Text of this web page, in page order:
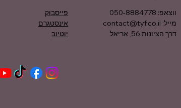
ווצאפ: 050-8884778
מייל: contact@tyf.co.il
דרך הציונות 56, אריאל
פייסבוק
אינסטגרם
יוטיוב